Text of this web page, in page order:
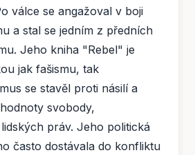
válce se angažoval v boji
a stal se jedním z předních
Jeho kniha "Rebel" je
jak fašismu, tak
se stavěl proti násilí a
svobody,
práv. Jeho politická
často dostávala do konfliktu